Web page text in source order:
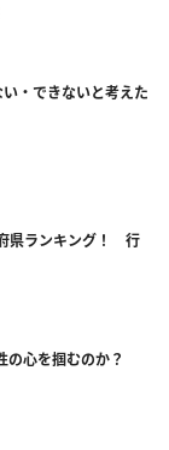
・できないと考えた
県ランキング！ 行
の心を掴むのか？